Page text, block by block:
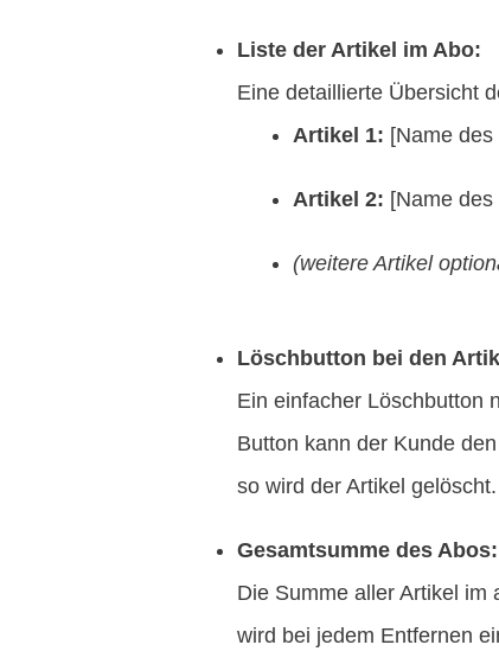
Liste der Artikel im Abo:
Eine detaillierte Übersicht
Artikel 1: [Name
Artikel 2: [Name
(weitere Artikel
Löschbutton bei den
Ein einfacher Löschbutton
Button kann der Kunde
so wird der Artikel gelöscht.
Gesamtsumme des Abos:
Die Summe aller Artikel im
wird bei jedem Entfernen